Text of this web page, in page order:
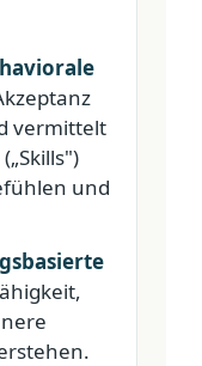
vermittelt
und